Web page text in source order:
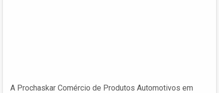
A Prochaskar Comércio de Produtos Automotivos em